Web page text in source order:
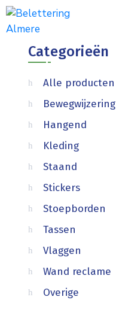
Categorieën
Alle producten
Bewegwijzering
Hangend
Kleding
Staand
Stickers
Stoepborden
Tassen
Vlaggen
Wand reclame
Overige